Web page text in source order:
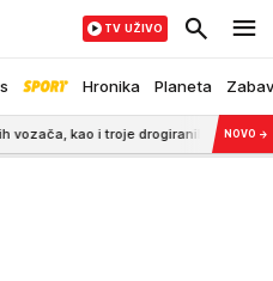
Hronika Planeta
TV UŽIVO
kao i troje drogiranih 5:34 Bakin
NOVO →